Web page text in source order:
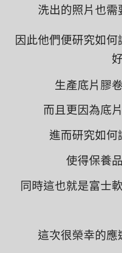
洗出的照片也需
因此他們便研究如
生產底片膠
而且更因為底
進而研究如何
使得保養
同時這也就是富士
這次很榮幸的應